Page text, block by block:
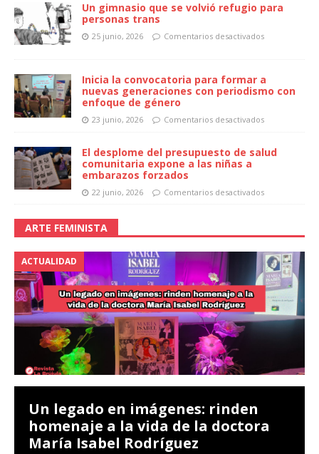
Un gimnasio que se volvió refugio para
personas trans
25 junio, 2026 Comentarios desactivados
Inicia la convocatoria para formar a
nuevas generaciones con periodismo con
enfoque de género
23 junio, 2026 Comentarios desactivados
El desplome del presupuesto de salud
comunitaria expone a las niñas a
embarazos forzados
22 junio, 2026 Comentarios desactivados
ARTE FEMINISTA
ACTUALIDAD
Un legado en imágenes: rinden
homenaje a la vida de la doctora
María Isabel Rodríguez